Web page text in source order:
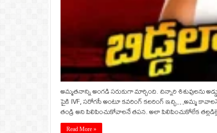
అమ్మతనాన్ని అంగడి సరుకుగా మార్చింది. చిన్నారి శిశువులను
పైకి IVF, సరోగసీ అంటూ కవరింగ్‌ కలరింగ్‌ ఇచ్చి…అమ్మ
తండ్రి అని పిలిపించుకోవాలనే తపన. అలా పిలిపించుకోలేక
Read More »